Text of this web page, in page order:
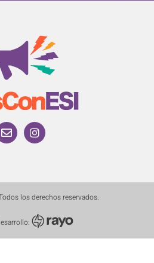
los derechos reservados.